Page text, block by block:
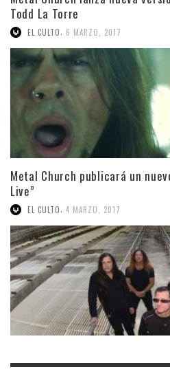
Todd La Torre
EL CULTO 6 MARZO, 2017
Metal Church publicará un
Live”
EL CULTO 4 MARZO, 2017